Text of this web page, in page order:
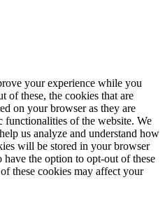
your experience while you
of these, the cookies that are
on your browser as they are
functionalities of the website. We
us analyze and understand how
will be stored in your browser
the option to opt-out of these
these cookies may affect your